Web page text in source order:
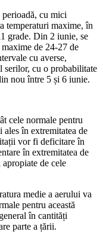
cu mici
temperaturi maxime, în
grade. Din 2 iunie, se
de 24-27 de
cu averse,
serilor, cu o probabilitate
nou între 5 și 6 iunie.
cele normale pentru
în extremitatea de
vor fi deficitare în
în extremitatea de
de cele
medie a aerului va
pentru această
în cantități
parte a țării.